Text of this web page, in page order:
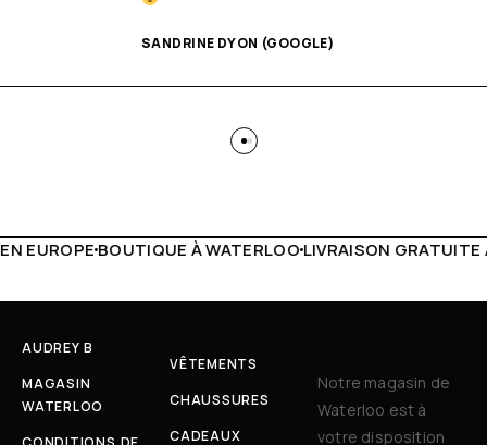
SANDRINE DYON (GOOGLE)
WATERLOOLIVRAISON GRATUITE À PARTIR DE 150€LIVE
AUDREY B
MAGASIN
WATERLOO
VÊTEMENTS
CHAUSSURES
CADEAUX
Notre magasin de
Waterloo est à
votre disposition